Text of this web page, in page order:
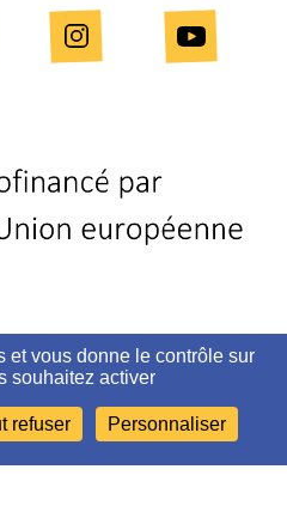
DU SITE
ET CRÉDITS
et vous donne le contrôle sur
souhaitez activer
refuser Personnaliser